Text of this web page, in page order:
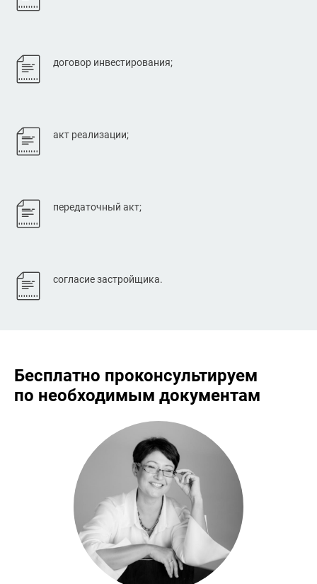
договор инвестирования;
акт реализации;
передаточный акт;
согласие застройщика.
Бесплатно проконсультируем
по необходимым документам